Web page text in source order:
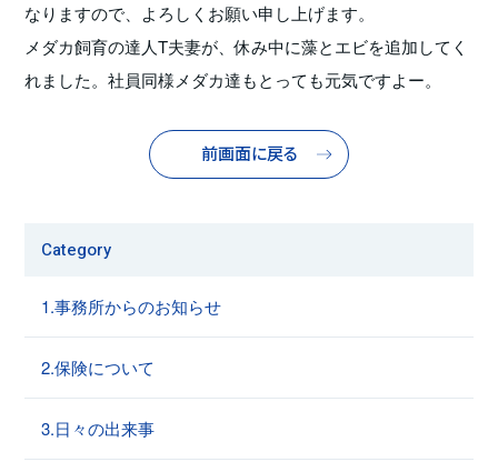
なりますので、よろしくお願い申し上げます。
メダカ飼育の達人T夫妻が、休み中に藻とエビを追加してく
れました。社員同様メダカ達もとっても元気ですよー。
前画面に戻る
Category
1.事務所からのお知らせ
2.保険について
3.日々の出来事